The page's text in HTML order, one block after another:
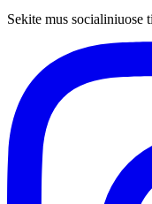
Sekite mus socialiniuose